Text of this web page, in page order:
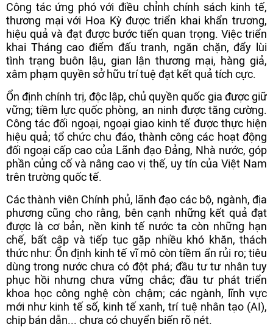
Công tác ứng phó với điều chỉnh chính sách kinh tế,
thương mại với Hoa Kỳ được triển khai khẩn trương,
hiệu quả và đạt được bước tiến quan trọng. Việc triển
khai Tháng cao điểm đấu tranh, ngăn chặn, đẩy lùi
tình trạng buôn lậu, gian lận thương mại, hàng giả,
xâm phạm quyền sở hữu trí tuệ đạt kết quả tích cực.
Ổn định chính trị, độc lập, chủ quyền quốc gia được giữ
vững; tiềm lực quốc phòng, an ninh được tăng cường.
Công tác đối ngoại, ngoại giao kinh tế được thực hiện
hiệu quả; tổ chức chu đáo, thành công các hoạt động
đối ngoại cấp cao của Lãnh đạo Đảng, Nhà nước, góp
phần củng cố và nâng cao vị thế, uy tín của Việt Nam
trên trường quốc tế.
Các thành viên Chính phủ, lãnh đạo các bộ, ngành, địa
phương cũng cho rằng, bên cạnh những kết quả đạt
được là cơ bản, nền kinh tế nước ta còn những hạn
chế, bất cập và tiếp tục gặp nhiều khó khăn, thách
thức như: Ổn định kinh tế vĩ mô còn tiềm ẩn rủi ro; tiêu
dùng trong nước chưa có đột phá; đầu tư tư nhân tuy
phục hồi nhưng chưa vững chắc; đầu tư phát triển
khoa học công nghệ còn chậm; các ngành, lĩnh vực
mới như kinh tế số, kinh tế xanh, trí tuệ nhân tạo (AI),
chip bán dẫn... chưa có chuyển biến rõ nét.